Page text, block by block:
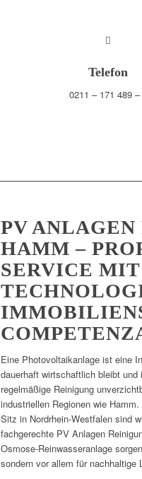
Telefon
0211 – 171 489 –
PV
HAMM –
SERVICE
Eine Photovoltaikanlage ist eine
dauerhaft wirtschaftlich bleibt
regelmäßige Reinigung
industriellen Regionen wie
Sitz in Nordrhein-Westfalen sind
fachgerechte PV Anlagen
Osmose-Reinwasseranlage
sondern vor allem für nachhaltige